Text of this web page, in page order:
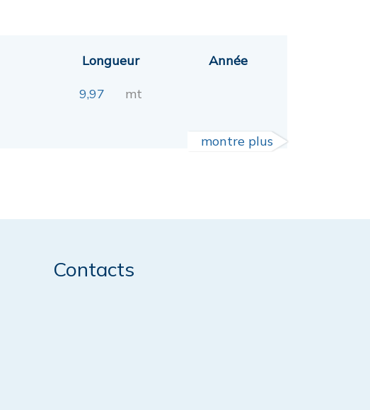
Longueur
9,97 mt
Année
montre plus
Contacts